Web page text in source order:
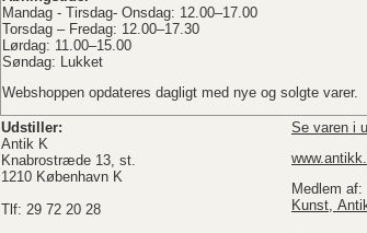
Mandag - Tirsdag- Onsdag: 12.00–17.00
Torsdag – Fredag: 12.00–17.30
Lørdag: 11.00–15.00
Søndag: Lukket
Webshoppen opdateres dagligt med nye og solgte varer.
Udstiller:
Antik K
Knabrostræde 13, st.
1210 København K
Tlf: 29 72 20 28
Se varen i
Medlem af:
Kunst,